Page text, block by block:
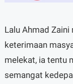
Lalu Ahmad
keterimaan
melekat, ia tentu
semangat